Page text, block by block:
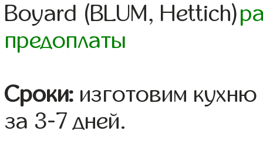
Boyard (BLUM, Hettich)
предоплаты
Сроки: изготовим
за 3-7 дней.